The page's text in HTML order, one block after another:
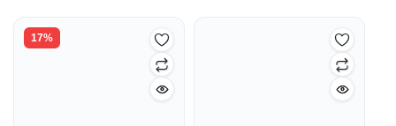
29.100,00₺.
17%